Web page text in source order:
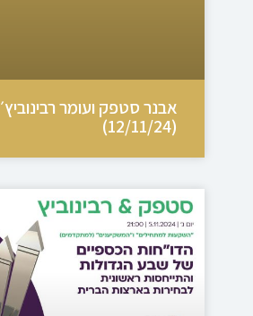
אבנר סטפק ועומר רבינוביץ׳
(12/11/24)